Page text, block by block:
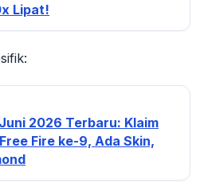
Lipat!
2026 Terbaru: Klaim
Fire ke-9, Ada Skin,